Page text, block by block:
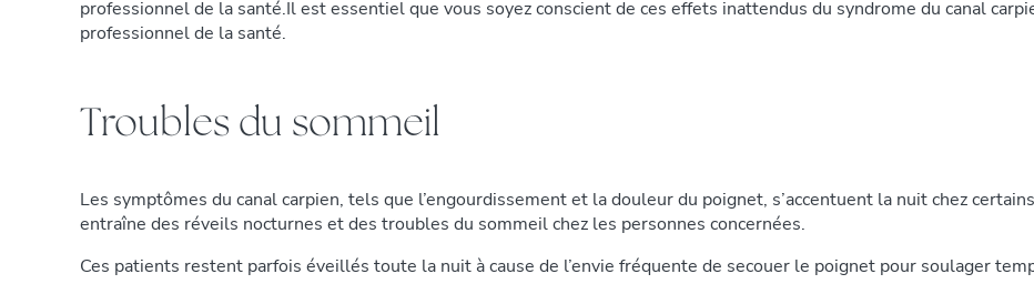
professionnel de la santé.Il est essentiel que vous soyez conscient de ces effets inattendus du syndrome du canal
professionnel de la santé.
Troubles du sommeil
Les symptômes du canal carpien, tels que l’engourdissement et la douleur du poignet, s’accentuent la nuit chez
entraîne des réveils nocturnes et des troubles du sommeil chez les personnes concernées.
Ces patients restent parfois éveillés toute la nuit à cause de l’envie fréquente de secouer le poignet pour soulager